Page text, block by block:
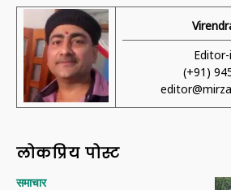
(+91)
लोकप्रिय पोस्ट
समाचार